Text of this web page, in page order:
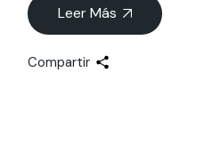
Leer Más
Compartir